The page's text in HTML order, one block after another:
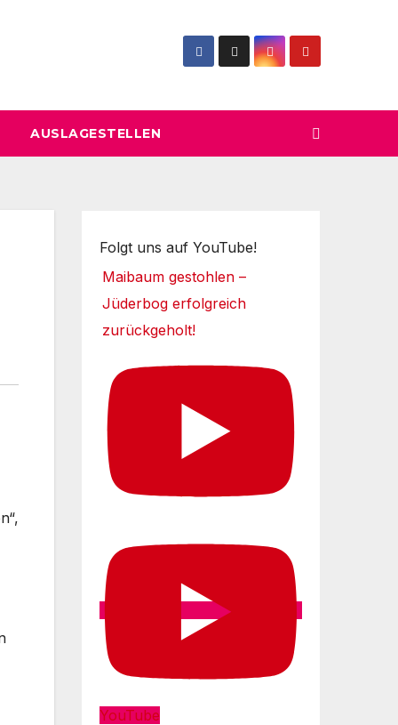
AUSLAGESTELLEN
Folgt uns auf YouTube!
Maibaum gestohlen –
Jüderbog erfolgreich
zurückgeholt!
YouTube